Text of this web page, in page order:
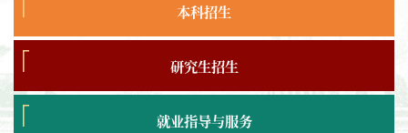
本科招生
研究生招生
就业指导与服务